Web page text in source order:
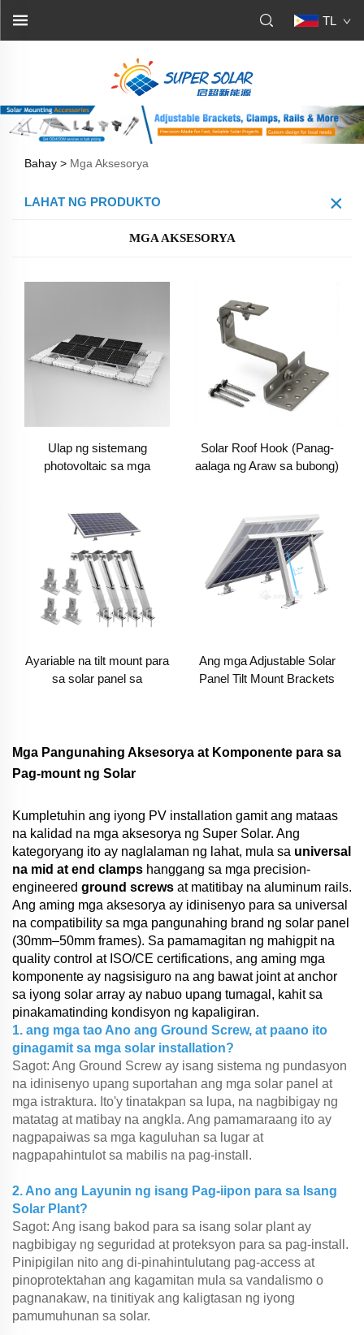
TL
Bahay > Mga Aksesorya
LAHAT NG PRODUKTO
MGA AKSESORYA
Ulap ng sistemang
photovoltaic sa mga
Solar Roof Hook (Panag-
aalaga ng Araw sa bubong)
Ayariable na tilt mount para
sa solar panel sa
Ang mga Adjustable Solar
Panel Tilt Mount Brackets
Mga Pangunahing Aksesorya at Komponente para sa
Pag-mount ng Solar
Kumpletuhin ang iyong PV installation gamit ang mataas
na kalidad na mga aksesorya ng Super Solar. Ang
kategoryang ito ay naglalaman ng lahat, mula sa universal
na mid at end clamps hanggang sa mga precision-
engineered ground screws at matitibay na aluminum rails.
Ang aming mga aksesorya ay idinisenyo para sa universal
na compatibility sa mga pangunahing brand ng solar panel
(30mm–50mm frames). Sa pamamagitan ng mahigpit na
quality control at ISO/CE certifications, ang aming mga
komponente ay nagsisiguro na ang bawat joint at anchor
sa iyong solar array ay nabuo upang tumagal, kahit sa
pinakamatinding kondisyon ng kapaligiran.
1. ang mga tao Ano ang Ground Screw, at paano ito
ginagamit sa mga solar installation?
Sagot: Ang Ground Screw ay isang sistema ng pundasyon
na idinisenyo upang suportahan ang mga solar panel at
mga istraktura. Ito'y tinatakpan sa lupa, na nagbibigay ng
matatag at matibay na angkla. Ang pamamaraang ito ay
nagpapaiwas sa mga kaguluhan sa lugar at
nagpapahintulot sa mabilis na pag-install.
2. Ano ang Layunin ng isang Pag-iipon para sa Isang
Solar Plant?
Sagot: Ang isang bakod para sa isang solar plant ay
nagbibigay ng seguridad at proteksyon para sa pag-install.
Pinipigilan nito ang di-pinahintulutang pag-access at
pinoprotektahan ang kagamitan mula sa vandalismo o
pagnanakaw, na tinitiyak ang kaligtasan ng iyong
pamumuhunan sa solar.